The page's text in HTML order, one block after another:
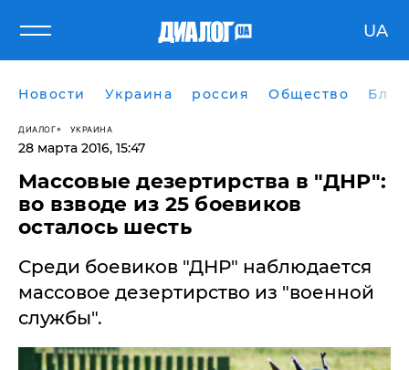
UA
Новости Украина россия Общество
ДИАЛОГ УКРАИНА
28 марта 2016, 15:47
Массовые дезертирства в "ДНР":
во взводе из 25 боевиков
осталось шесть
Среди боевиков "ДНР" наблюдается
массовое дезертирство из "военной
службы".